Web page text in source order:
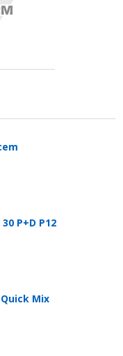
P+D P12
Mix